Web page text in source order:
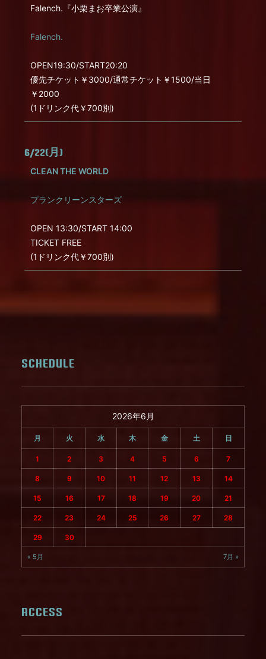
Falench.『小栗まお卒業公演』
Falench.
OPEN19:30/START20:20
優先チケット￥3000/通常チケット￥1500/当日
￥2000
(1ドリンク代￥700別)
6/22(月)
CLEAN THE WORLD
プランクリーンスターズ
OPEN 13:30/START 14:00
TICKET FREE
(1ドリンク代￥700別)
SCHEDULE
2026年6月
月 火 水 木 金 土 日
1 2 3 4 5 6 7
8 9 10 11 12 13 14
15 16 17 18 19 20 21
22 23 24 25 26 27 28
29 30
« 5月 7月 »
ACCESS